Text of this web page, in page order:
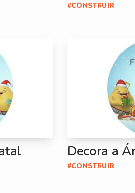
#CONSTRUIR
Decora a
#CONSTRUIR